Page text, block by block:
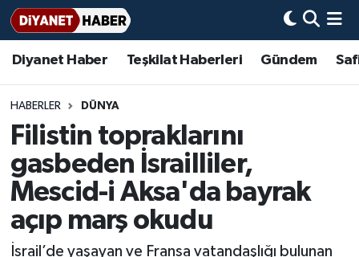
Diyanet Haber Teşkilat Haberleri Gündem
HABERLER DÜNYA
Filistin topraklarını
gasbeden İsrailliler,
Mescid-i Aksa'da bayrak
açıp marş okudu
İsrail’de yaşayan ve Fransa vatandaşlığı bulunan
Diyanet Haber
Teşkilat Haberleri
Adana Müftülüğü
Adıyaman Müftülüğü
Afyonkarahisar Müftülüğü
Ağrı Müftülüğü
Aksaray Müftülüğü
Gündem
#Keşfet
Bir Ayet
Bir Hikaye
Biyografiler
Dini kavramlar
Diyanet Bilgi
Basında Bugün
Aile Dergisi
Aylık Dergi
İmam Hatip Okulları
Başmakale
Hadis-i Şerifler
Hayat Okumaları
Nöbetçi Eczaneler
Hava Durumu
Ankara Namaz Vakitleri
Trafik Durumu
Süper Lig Puan Durumu ve Fikstür